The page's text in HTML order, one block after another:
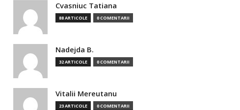
Cvasniuc Tatiana
88 ARTICOLE 0 COMENTARII
Nadejda B.
32 ARTICOLE 0 COMENTARII
Vitalii Mereutanu
23 ARTICOLE 0 COMENTARII